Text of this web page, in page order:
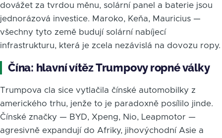
dovážet za tvrdou měnu, solární panel a baterie jsou
jednorázová investice. Maroko, Keňa, Mauricius —
všechny tyto země budují solární nabíjecí
infrastrukturu, která je zcela nezávislá na dovozu ropy.
Čína: hlavní vítěz Trumpovy ropné války
Trumpova cla sice vytlačila čínské automobilky z
amerického trhu, jenže to je paradoxně posílilo jinde.
Čínské značky — BYD, Xpeng, Nio, Leapmotor —
agresivně expandují do Afriky, jihovýchodní Asie a